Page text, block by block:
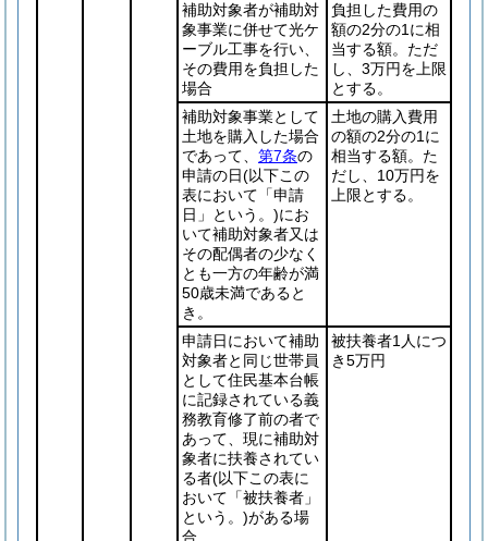
補助対象者が補助対
象事業に併せて光ケ
ーブル工事を行い、
その費用を負担した
場合
負担した費用の
額の2分の1に相
当する額。ただ
し、3万円を上限
とする。
補助対象事業として
土地を購入した場合
であって、 第7条の
申請の日(以下この
表において「申請
日」という。)にお
いて補助対象者又は
その配偶者の少なく
とも一方の年齢が満
50歳未満であると
き。
土地の購入費用
の額の2分の1に
相当する額。た
だし、10万円を
上限とする。
申請日において補助
対象者と同じ世帯員
として住民基本台帳
に記録されている義
務教育修了前の者で
あって、現に補助対
象者に扶養されてい
る者(以下この表に
おいて「被扶養者」
という。)がある場
合
被扶養者1人につ
き5万円